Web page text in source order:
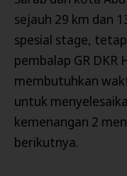
sejauh 29 km dan
spesial stage,
pembalap GR DKR
membutuhkan
untuk
kemenangan 2
berikutnya.